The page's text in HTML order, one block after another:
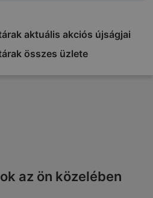
aktuális akciós újságjai
összes üzlete
az ön közelében